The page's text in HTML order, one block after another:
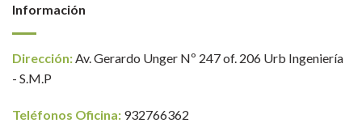
Información
Dirección: Av. Gerardo Unger Nº 247 of. 206 Urb Ingeniería
- S.M.P
Teléfonos Oficina: 932766362